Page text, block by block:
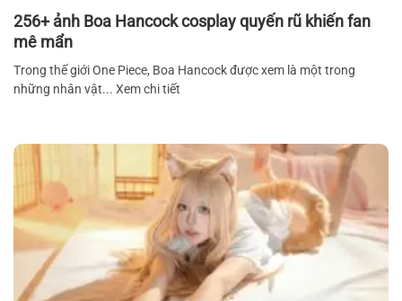
256+ ảnh Boa Hancock cosplay quyến rũ khiến fan
mê mẩn
Trong thế giới One Piece, Boa Hancock được xem là một trong
những nhân vật... Xem chi tiết